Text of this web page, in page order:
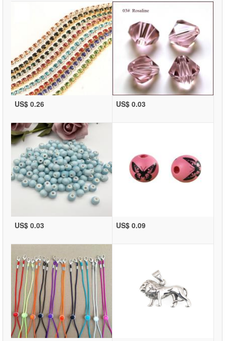
US$ 0.26 US$ 0.03
US$ 0.03 US$ 0.09